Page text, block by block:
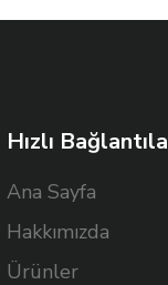
Hızlı
Ana Sayfa
Hakkımızda
Ürünler